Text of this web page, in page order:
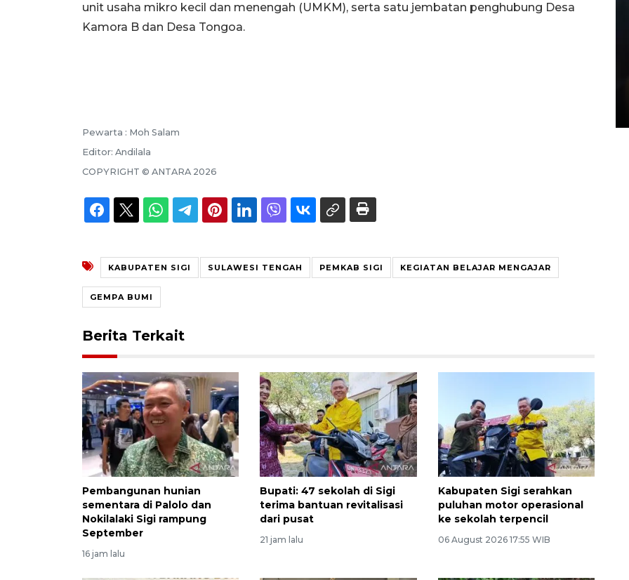
unit usaha mikro kecil dan menengah (UMKM), serta satu jembatan penghubung Desa
Kamora B dan Desa Tongoa.
Pewarta : Moh Salam
Editor: Andilala
COPYRIGHT © ANTARA 2026
KABUPATEN SIGI SULAWESI TENGAH PEMKAB SIGI KEGIATAN BELAJAR MENGAJAR
GEMPA BUMI
Berita Terkait
Pembangunan hunian
sementara di Palolo dan
Nokilalaki Sigi rampung
September
16 jam lalu
Bupati: 47 sekolah di Sigi
terima bantuan revitalisasi
dari pusat
21 jam lalu
Kabupaten Sigi serahkan
puluhan motor operasional
ke sekolah terpencil
06 August 2026 17:55 WIB